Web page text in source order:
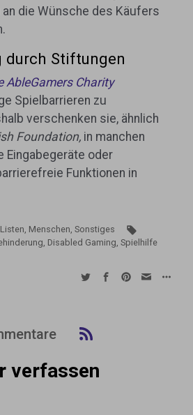
an die Wünsche des Käufers
durch Stiftungen
AbleGamers Charity
Spielbarrieren zu
verschenken sie, ähnlich
Foundation, in manchen
Eingabegeräte oder
Funktionen in
Listen, Menschen, Sonstiges
, Disabled Gaming, Spielhilfe
verfassen